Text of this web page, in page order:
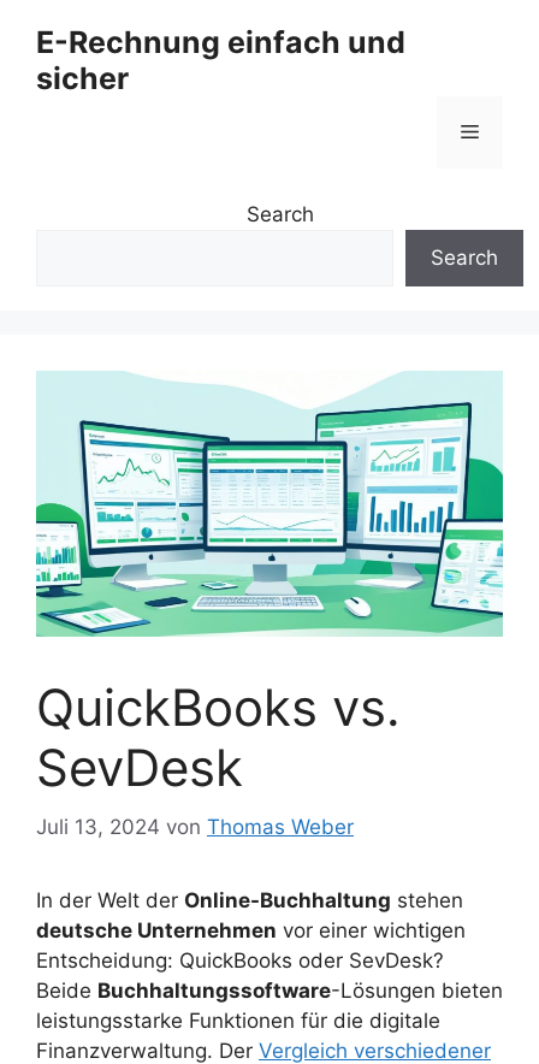
Inhalt
springen
E-Rechnung einfach und
sicher
Menü
Search
Search
QuickBooks vs.
SevDesk
Juli 13, 2024 von Thomas Weber
In der Welt der Online-Buchhaltung stehen
deutsche Unternehmen vor einer wichtigen
Entscheidung: QuickBooks oder SevDesk?
Beide Buchhaltungssoftware-Lösungen bieten
leistungsstarke Funktionen für die digitale
Finanzverwaltung. Der Vergleich verschiedener